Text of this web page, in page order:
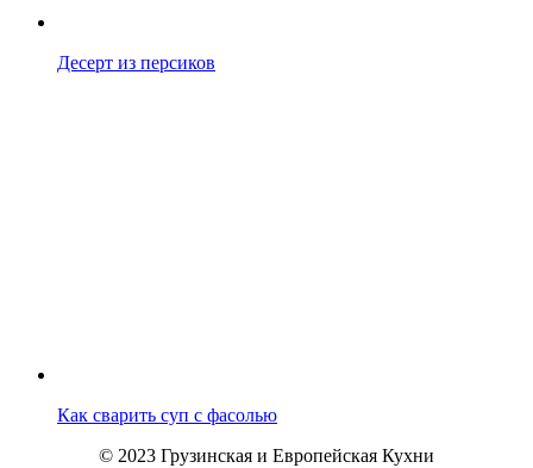
Десерт из персиков
Как сварить суп с фасолью
© 2023 Грузинская и Европейская Кухни